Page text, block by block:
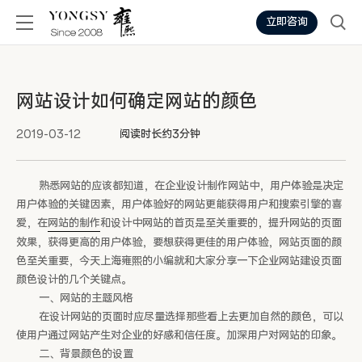
立即咨询
网站设计如何确定网站的颜色
2019-03-12 阅读时长约3分钟
熟悉网站的应该都知道，在企业设计制作网站中，用户体验是决定
用户体验的关键因素，用户体验好的网站更能获得用户和搜索引擎的喜
爱，在网站的制作和设计中网站的首页是至关重要的，提升网站的页面
效果，获得更高的用户体验，要想获得更佳的用户体验，网站页面的颜
色至关重要，今天上海雍熙的小编就和大家分享一下企业网站建设页面
颜色设计的几个关键点。
一、网站的主题风格
在设计网站的页面时应尽量选择那些看上去更加自然的颜色，可以
使用户通过网站产生对企业的好感和信任度。加深用户对网站的印象。
二、背景颜色的设置